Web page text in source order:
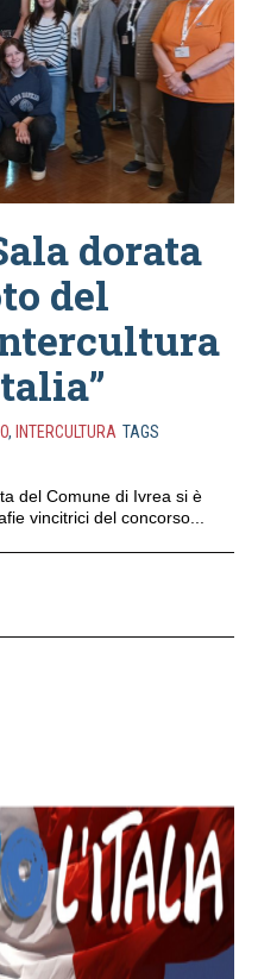
dorata
del
, INTERCULTURA TAGS
del Comune di Ivrea si è
vincitrici del concorso...